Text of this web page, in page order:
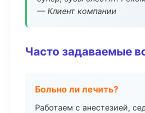
— Клиент компании
Часто задаваемые
Больно ли лечить?
Работаем с анестезией,